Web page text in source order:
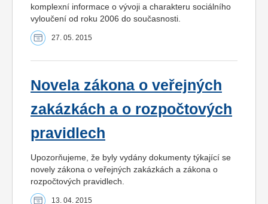
komplexní informace o vývoji a charakteru sociálního
vyloučení od roku 2006 do současnosti.
27. 05. 2015
Novela zákona o veřejných
zakázkách a o rozpočtových
pravidlech
Upozorňujeme, že byly vydány dokumenty týkající se
novely zákona o veřejných zakázkách a zákona o
rozpočtových pravidlech.
13. 04. 2015